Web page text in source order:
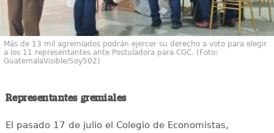
Más de 13 mil agremiados podrán ejercer su derecho a voto para elegir
a los 11 representantes ante Postuladora para CGC. (Foto:
GuatemalaVisible/Soy502)
Representantes gremiales
El pasado 17 de julio el Colegio de Economistas,